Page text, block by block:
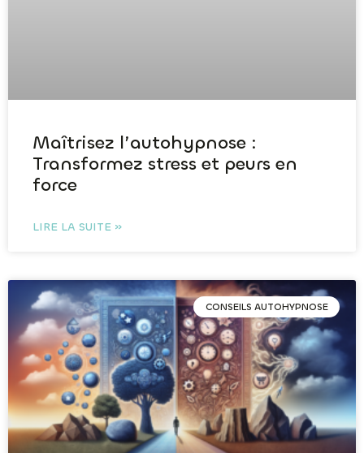
Maîtrisez l’autohypnose :
Transformez stress et peurs en
force
LIRE LA SUITE »
CONSEILS AUTOHYPNOSE